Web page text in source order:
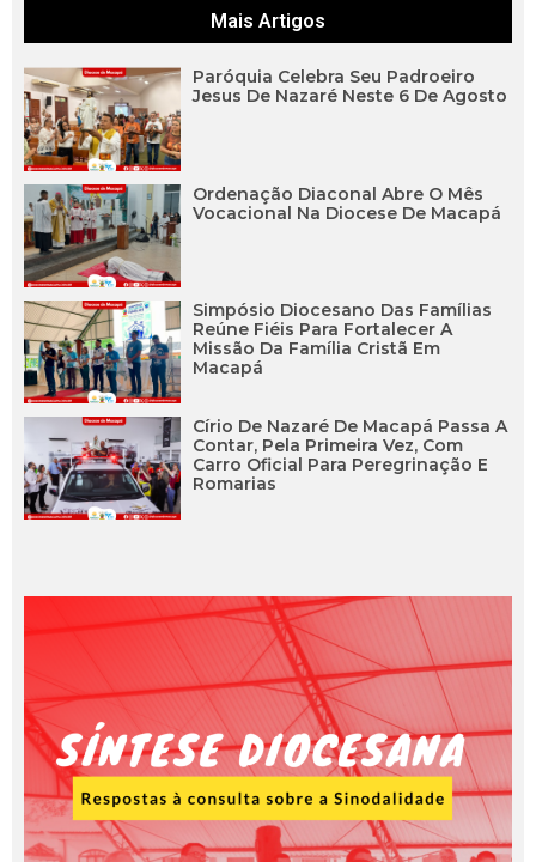
Mais Artigos
Paróquia Celebra Seu Padroeiro
Jesus De Nazaré Neste 6 De Agosto
Ordenação Diaconal Abre O Mês
Vocacional Na Diocese De Macapá
Simpósio Diocesano Das Famílias
Reúne Fiéis Para Fortalecer A
Missão Da Família Cristã Em
Macapá
Círio De Nazaré De Macapá Passa A
Contar, Pela Primeira Vez, Com
Carro Oficial Para Peregrinação E
Romarias